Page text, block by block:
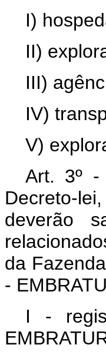
I)
II)
III)
IV)
V)
Art. 3º -
Decreto-
deverão
da
-
I -